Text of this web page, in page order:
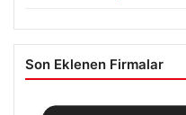
Son Eklenen Firmalar